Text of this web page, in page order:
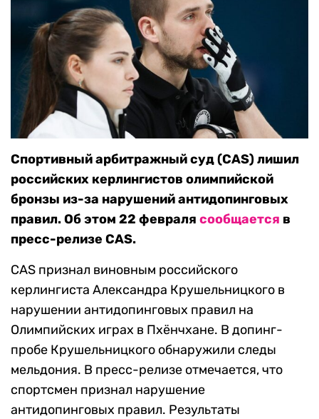
Спортивный арбитражный суд (CAS) лишил
российских керлингистов олимпийской
бронзы из-за нарушений антидопинговых
правил. Об этом 22 февраля сообщается в
пресс-релизе CAS.
CAS признал виновным российского
керлингиста Александра Крушельницкого в
нарушении антидопинговых правил на
Олимпийских играх в Пхёнчхане. В допинг-
пробе Крушельницкого обнаружили следы
мельдония. В пресс-релизе отмечается, что
спортсмен признал нарушение
антидопинговых правил. Результаты